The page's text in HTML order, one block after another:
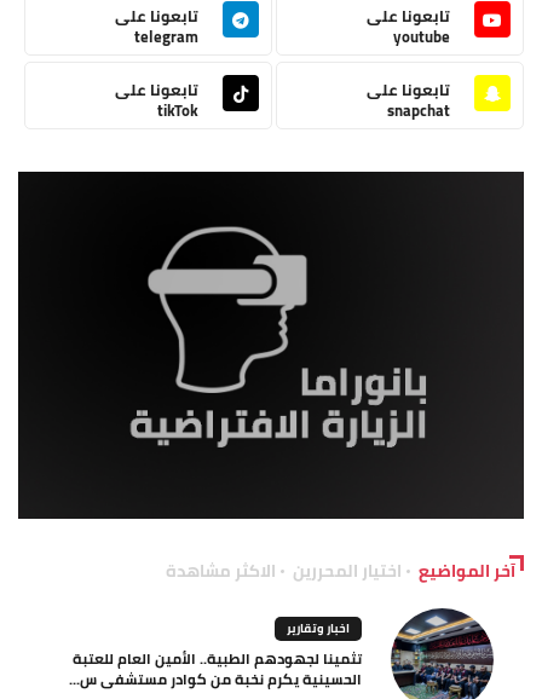
تابعونا على
youtube
تابعونا على
telegram
تابعونا على
snapchat
تابعونا على
tikTok
آخر المواضيع اختيار المحررين الاكثر مشاهدة
اخبار وتقارير
تثمينا لجهودهم الطبية.. الأمين العام للعتبة
الحسينية يكرم نخبة من كوادر مستشفى س...